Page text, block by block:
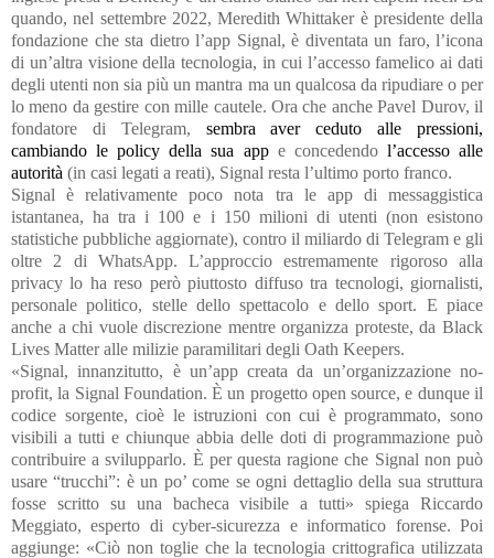
quando, nel settembre 2022, Meredith Whittaker è presidente della
fondazione che sta dietro l’app Signal, è diventata un faro, l’icona
di un’altra visione della tecnologia, in cui l’accesso famelico ai dati
degli utenti non sia più un mantra ma un qualcosa da ripudiare o per
lo meno da gestire con mille cautele. Ora che anche Pavel Durov, il
fondatore di Telegram, sembra aver ceduto alle pressioni,
cambiando le policy della sua appe concedendo l’accesso alle
autorità (in casi legati a reati), Signal resta l’ultimo porto franco.
Signal è relativamente poco nota tra le app di messaggistica
istantanea, ha tra i 100 e i 150 milioni di utenti (non esistono
statistiche pubbliche aggiornate), contro il miliardo di Telegram e gli
oltre 2 di WhatsApp. L’approccio estremamente rigoroso alla
privacy lo ha reso però piuttosto diffuso tra tecnologi, giornalisti,
personale politico, stelle dello spettacolo e dello sport. E piace
anche a chi vuole discrezione mentre organizza proteste, da Black
Lives Matter alle milizie paramilitari degli Oath Keepers.
«Signal, innanzitutto, è un’app creata da un’organizzazione no-
profit, la Signal Foundation. È un progetto open source, e dunque il
codice sorgente, cioè le istruzioni con cui è programmato, sono
visibili a tutti e chiunque abbia delle doti di programmazione può
contribuire a svilupparlo. È per questa ragione che Signal non può
usare “trucchi”: è un po’ come se ogni dettaglio della sua struttura
fosse scritto su una bacheca visibile a tutti» spiega Riccardo
Meggiato, esperto di cyber-sicurezza e informatico forense. Poi
aggiunge: «Ciò non toglie che la tecnologia crittografica utilizzata